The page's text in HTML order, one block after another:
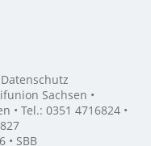
Datenschutz
Sachsen •
• Tel.: 0351 4716824 •
• SBB